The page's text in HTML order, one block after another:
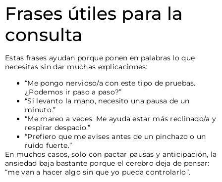
Frases útiles para la
consulta
Estas frases ayudan porque ponen en palabras lo que
necesitas sin dar muchas explicaciones:
“Me pongo nervioso/a con este tipo de pruebas.
¿Podemos ir paso a paso?”
“Si levanto la mano, necesito una pausa de un
minuto.”
“Me mareo a veces. Me ayuda estar más reclinado/a y
respirar despacio.”
“Prefiero que me avises antes de un pinchazo o un
ruido fuerte.”
En muchos casos, solo con pactar pausas y anticipación, la
ansiedad baja bastante porque el cerebro deja de pensar:
“me van a hacer algo sin que yo pueda controlarlo”.